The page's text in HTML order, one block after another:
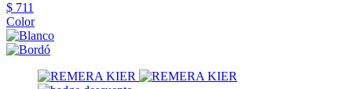
$ 711
Color